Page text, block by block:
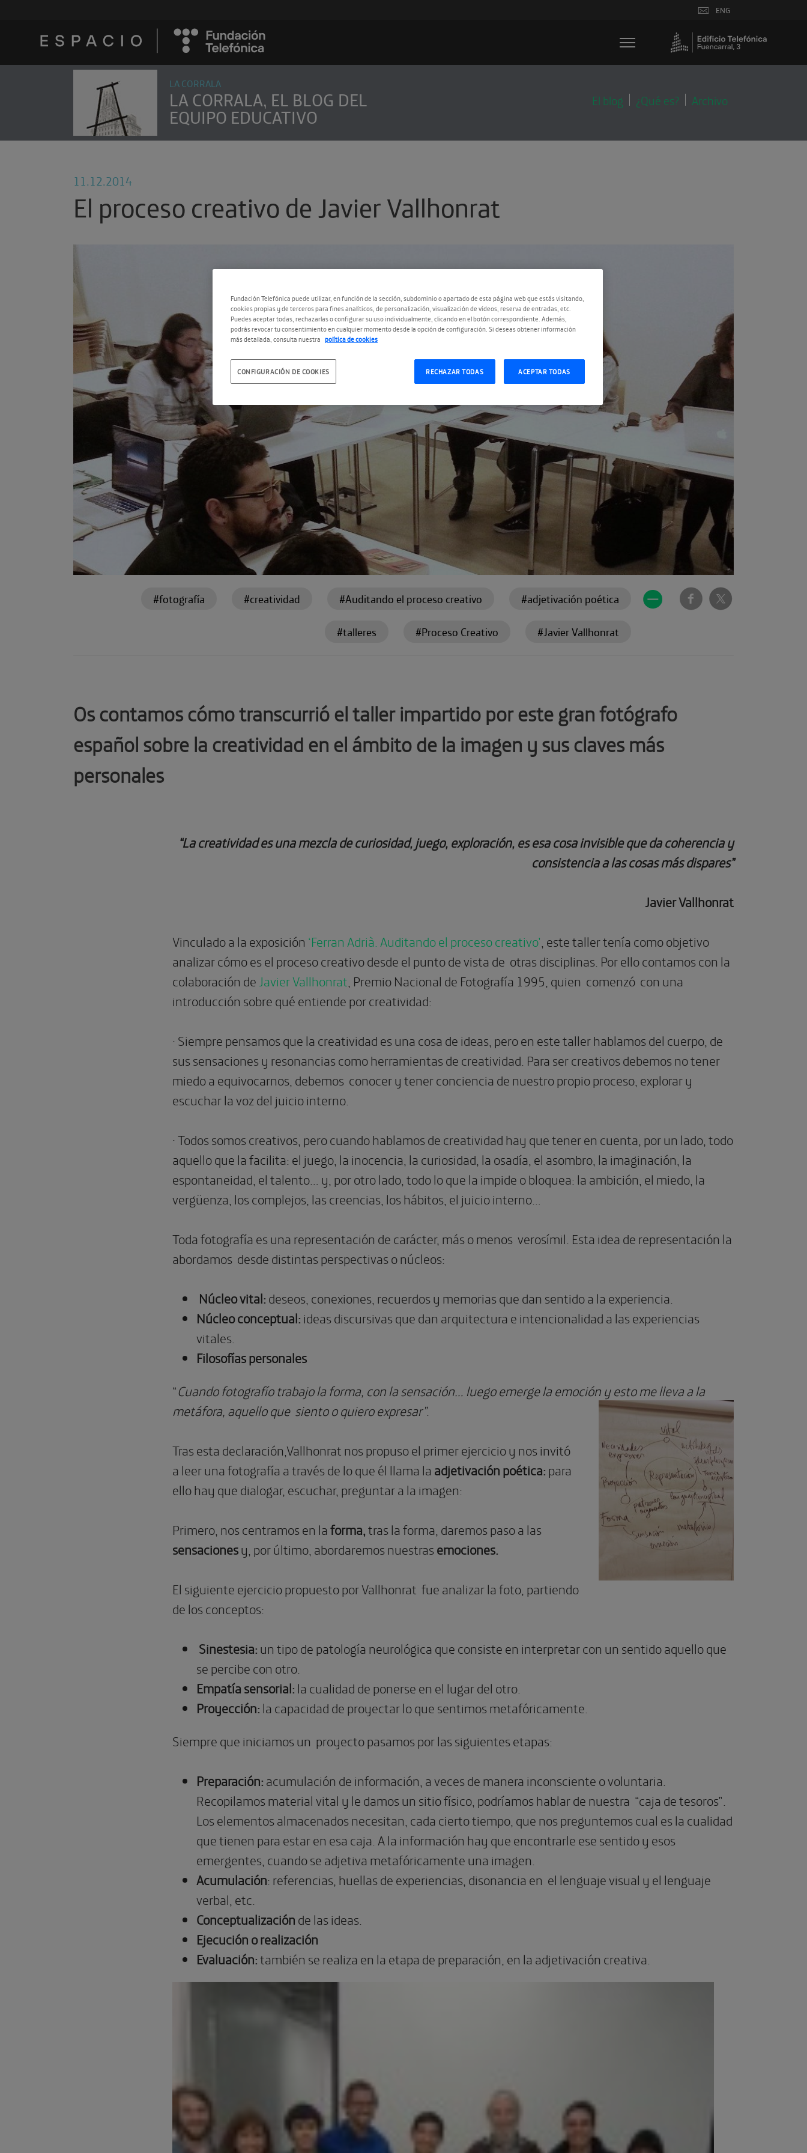
ENG
LA CORRALA
LA CORRALA, EL BLOG DEL
EQUIPO EDUCATIVO
El blog ¿Qué es? Archivo
11.12.2014
El proceso creativo de Javier Vallhonrat
#adjetivación poética
#Auditando el proceso creativo
#creatividad
#fotografía
#Javier Vallhonrat
#Proceso Creativo
#talleres
Os contamos cómo transcurrió el taller impartido por este gran fotógrafo
español sobre la creatividad en el ámbito de la imagen y sus claves más
personales
“La creatividad es una mezcla de curiosidad, juego, exploración, es esa cosa invisible que da coherencia y
consistencia a las cosas más dispares”
Javier Vallhonrat
Vinculado a la exposición ‘Ferran Adrià. Auditando el proceso creativo’ , este taller tenía como objetivo
analizar cómo es el proceso creativo desde el punto de vista de otras disciplinas. Por ello contamos con la
colaboración de Javier Vallhonrat , Premio Nacional de Fotografía 1995, quien comenzó con una
introducción sobre qué entiende por creatividad:
· Siempre pensamos que la creatividad es una cosa de ideas, pero en este taller hablamos del cuerpo, de
sus sensaciones y resonancias como herramientas de creatividad. Para ser creativos debemos no tener
miedo a equivocarnos, debemos conocer y tener conciencia de nuestro propio proceso, explorar y
escuchar la voz del juicio interno.
· Todos somos creativos, pero cuando hablamos de creatividad hay que tener en cuenta, por un lado, todo
aquello que la facilita: el juego, la inocencia, la curiosidad, la osadía, el asombro, la imaginación, la
espontaneidad, el talento… y, por otro lado, todo lo que la impide o bloquea: la ambición, el miedo, la
vergüenza, los complejos, las creencias, los hábitos, el juicio interno…
Toda fotografía es una representación de carácter, más o menos verosímil. Esta idea de representación la
abordamos desde distintas perspectivas o núcleos:
Núcleo vital:deseos, conexiones, recuerdos y memorias que dan sentido a la experiencia.
Núcleo conceptual:ideas discursivas que dan arquitectura e intencionalidad a las experiencias
vitales.
Filosofías personales
“Cuando fotografío trabajo la forma, con la sensación… luego emerge la emoción y esto me lleva a la
metáfora, aquello que siento o quiero expresar”.
Tras esta declaración,Vallhonrat nos propuso el primer ejercicio y nos invitó
a leer una fotografía a través de lo que él llama la adjetivación poética:para
ello hay que dialogar, escuchar, preguntar a la imagen:
Primero, nos centramos en laforma,tras la forma, daremos paso a las
sensacionesy, por último, abordaremos nuestrasemociones.
El siguiente ejercicio propuesto por Vallhonrat fue analizar la foto, partiendo
de los conceptos:
Sinestesia:un tipo de patología neurológica que consiste en interpretar con un sentido aquello que
se percibe con otro.
Empatía sensorial:la cualidad de ponerse en el lugar del otro.
Proyección:la capacidad de proyectar lo que sentimos metafóricamente.
Siempre que iniciamos un proyecto pasamos por las siguientes etapas:
Preparación:acumulación de información, a veces de manera inconsciente o voluntaria.
Recopilamos material vital y le damos un sitio físico, podríamos hablar de nuestra “caja de tesoros”.
Los elementos almacenados necesitan, cada cierto tiempo, que nos preguntemos cual es la cualidad
que tienen para estar en esa caja. A la información hay que encontrarle ese sentido y esos
emergentes, cuando se adjetiva metafóricamente una imagen.
Acumulación: referencias, huellas de experiencias, disonancia en el lenguaje visual y el lenguaje
verbal, etc.
Conceptualizaciónde las ideas.
Ejecución o realización
Evaluación:también se realiza en la etapa de preparación, en la adjetivación creativa.
Fundación Telefónica puede utilizar, en función de la sección, subdominio o apartado de esta página web que estás visitando,
cookies propias y de terceros para fines analíticos, de personalización, visualización de vídeos, reserva de entradas, etc.
Puedes aceptar todas, rechazarlas o configurar su uso individualmente, clicando en el botón correspondiente. Además,
podrás revocar tu consentimiento en cualquier momento desde la opción de configuración. Si deseas obtener información
más detallada, consulta nuestra política de cookies
RECHAZAR TODAS ACEPTAR TODAS
CONFIGURACIÓN DE COOKIES